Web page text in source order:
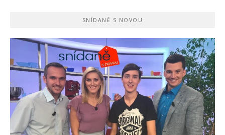
SNÍDANĚ S NOVOU